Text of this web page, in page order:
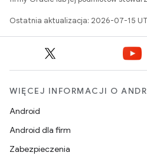
Ostatnia aktualizacja: 2026-07-15
WIĘCEJ INFORMACJI O
Android
Android dla firm
Zabezpieczenia